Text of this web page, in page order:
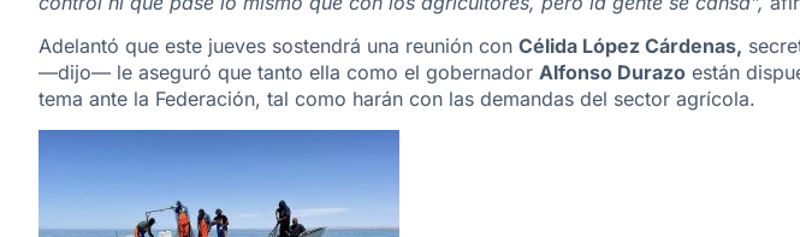
Adelantó que este jueves sostendrá una reunión con Célida López Cárdenas,
—dijo— le aseguró que tanto ella como el gobernador Alfonso Durazo están
tema ante la Federación, tal como harán con las demandas del sector agrícola.